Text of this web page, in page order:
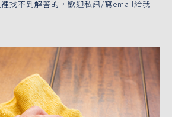
找不到解答的，歡迎私訊/寫email給我